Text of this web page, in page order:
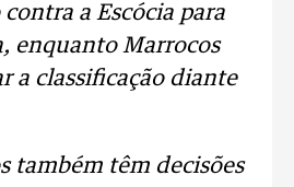
a Escócia para
enquanto Marrocos
a classificação diante
também têm decisões